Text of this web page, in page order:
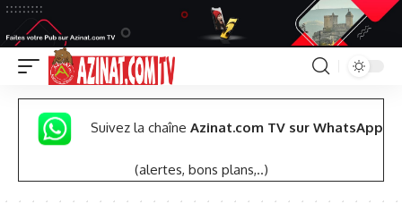
Suivez la chaîne Azinat.com TV sur WhatsApp
(alertes, bons plans,..)